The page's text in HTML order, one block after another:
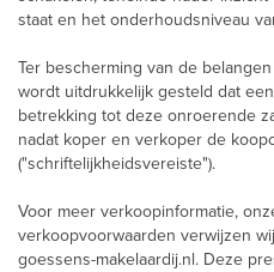
staat en het onderhoudsniveau
Ter bescherming van de
wordt uitdrukkelijk gesteld dat
betrekking tot deze onroerende
nadat koper en verkoper de
("schriftelijkheidsvereiste").
Voor meer verkoopinformatie,
verkoopvoorwaarden verwijzen
goessens-makelaardij.nl. Deze